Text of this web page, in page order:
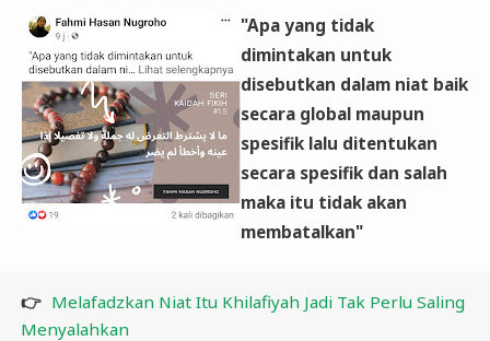
"Apa yang tidak
dimintakan untuk
disebutkan dalam niat baik
secara global maupun
spesifik lalu ditentukan
secara spesifik dan salah
maka itu tidak akan
membatalkan"
👉 Melafadzkan Niat Itu Khilafiyah Jadi Tak Perlu Saling
Menyalahkan